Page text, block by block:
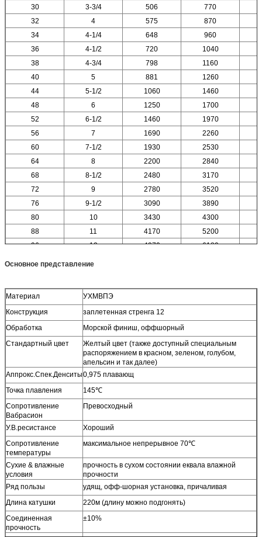
30
3-3/4 506
770
32
4 575
870
34
4-1/4 648
960
36
4-1/2 720
1040
38
4-3/4 798 1160
40
5 881 1260
44
5-1/2 1060 1460
48
6 1250 1700
52
6-1/2 1460 1970
56
7 1690 2260
60
7-1/2 1930 2530
64
8 2200 2840
68
8-1/2 2480 3170
72
9 2780 3520
76
9-1/2 3090 3890
80
10 3430 4300
88
11 4170 5200
96
12 4970 6180
Основное представление
Материал
УХМВПЭ
Конструкция
заплетенная стренга 12
Обработка
Морской финиш, оффшорный
Стандартный цвет
Желтый цвет (также доступный специальным
распоряжением в красном, зеленом, голубом,
апельсин и так далее)
Аппрокс.Спек.Денситы0,975 плавающ
Точка плавления
145℃
Сопротивление
Вабрасион
Превосходный
У.В.ресистансе
Хороший
Сопротивление
температуры
максимальное непрерывное 70℃
Сухие & влажные
условия
прочность в сухом состоянии еквала влажной
прочности
Ряд пользы
удящ, офф-шорная установка, причаливая
Длина катушки
220м (длину можно подгонять)
Соединенная
прочность
±10%